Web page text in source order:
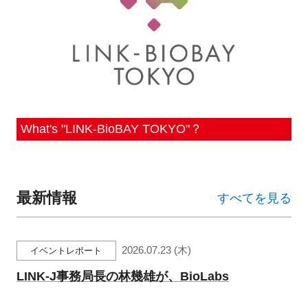
プログラム
ニュース・掲示板
特別会員
What's "LINK-BioBAY TOKYO"？
最新情報 すべてを見る
イベントレポート 2026.07.23 (木)
LINK-J事務局長の林幾雄が、BioLabs